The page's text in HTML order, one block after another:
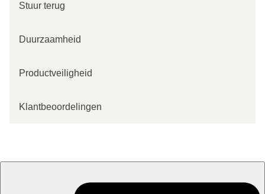
Stuur terug
Duurzaamheid
Productveiligheid
Klantbeoordelingen